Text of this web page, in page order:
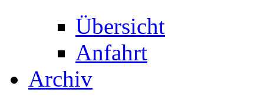
Übersicht
Anfahrt
Archiv